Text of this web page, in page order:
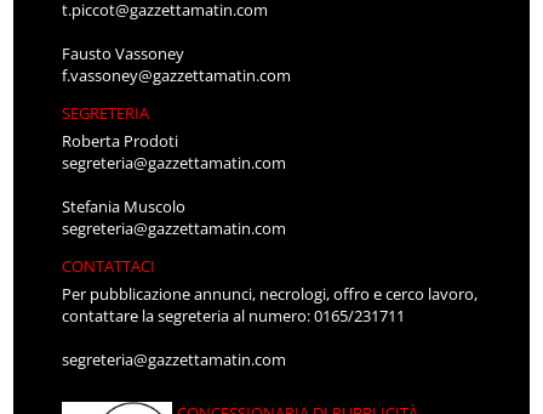
t.piccot@gazzettamatin.com
Fausto Vassoney
f.vassoney@gazzettamatin.com
SEGRETERIA
Roberta Prodoti
segreteria@gazzettamatin.com
Stefania Muscolo
segreteria@gazzettamatin.com
CONTATTACI
Per pubblicazione annunci, necrologi, offro e cerco lavoro,
contattare la segreteria al numero: 0165/231711
segreteria@gazzettamatin.com